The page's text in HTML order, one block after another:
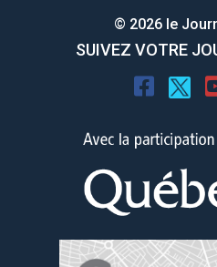
© 2026 le
SUIVEZ VOTRE